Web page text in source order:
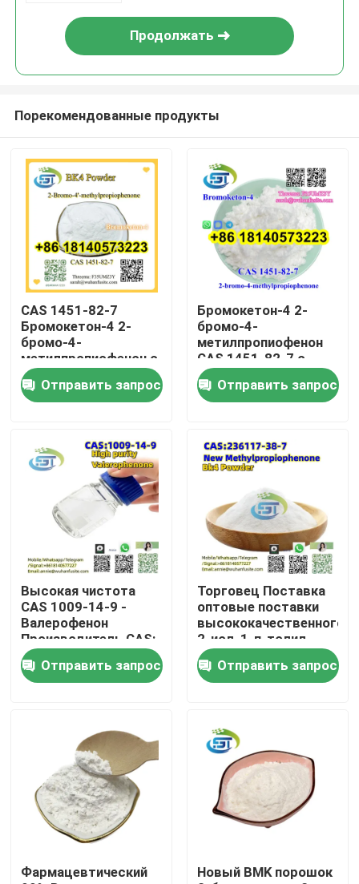
Продукты
О нас
Путешествие фабрики
Проверка качества
Свяжитесь мы
Химикат BMK
ПМК Кемикал
Химикат BDO
Продолжать
Порекомендованные продукты
CAS 1451-82-7
Бромокетон-4 2-
бромо-4-
метилпропиофенон с
высокой чистотой
Отправить запрос
Бромокетон-4 2-
бромо-4-
метилпропиофенон
CAS 1451-82-7 с
высокой чистотой
Отправить запрос
Высокая чистота
CAS 1009-14-9 -
Валерофенон
Производитель CAS:
1009-14-9 - Найти
конкурентоспособные
цены
Отправить запрос
Торговец Поставка
оптовые поставки
высококачественного
2-иод-1-п-толил-
пропан-1-он порошка
cas 236117-38-7
более низкая цена
Отправить запрос
Фармацевтический
Новый BMK порошок